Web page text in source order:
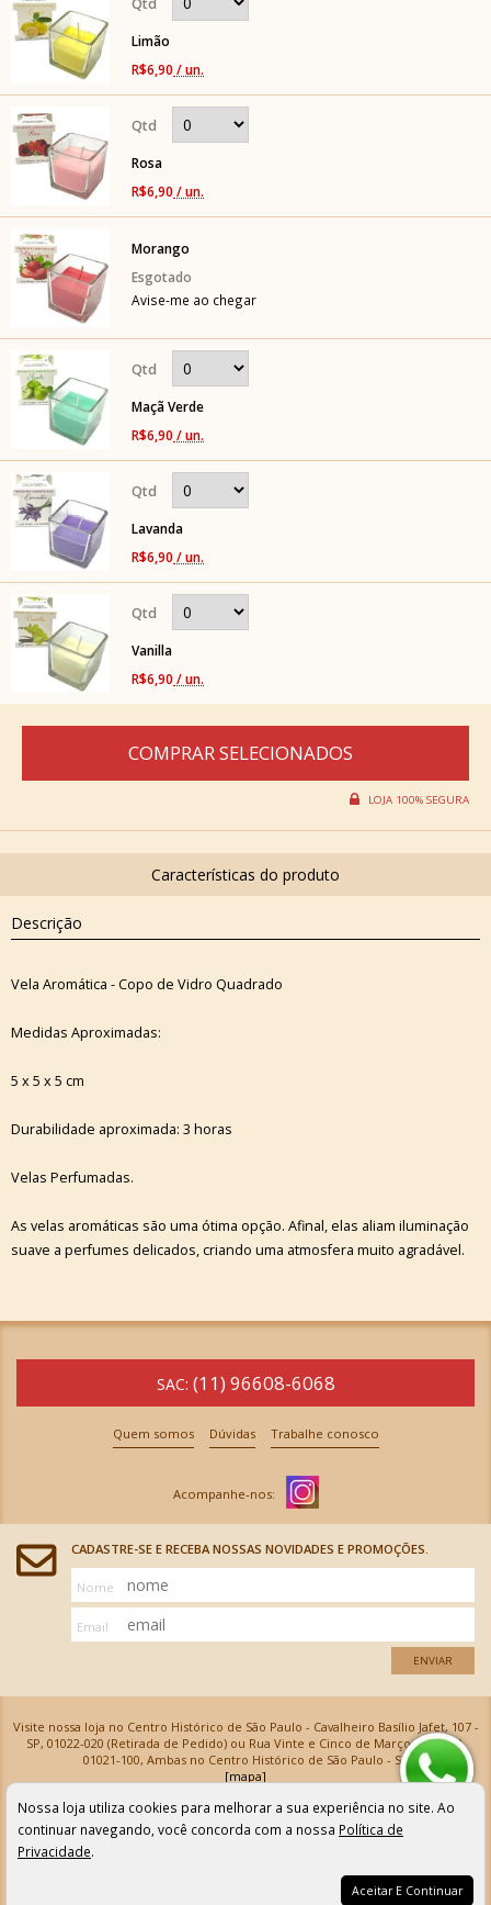
Limão
R$6,90 / un.
Rosa
R$6,90 / un.
Morango
Avise-me ao chegar
Maçã Verde
R$6,90 / un.
Lavanda
R$6,90 / un.
Vanilla
R$6,90 / un.
Descrição
Vela Aromática - Copo de Vidro Quadrado
Medidas Aproximadas:
5 x 5 x 5 cm
Durabilidade aproximada: 3 horas
Velas Perfumadas.
As velas aromáticas são uma ótima opção. Afinal, elas aliam iluminação
suave a perfumes delicados, criando uma atmosfera muito agradável.
SAC: (11) 96608-6068
Quem somos Dúvidas Trabalhe conosco
CADASTRE-SE E RECEBA NOSSAS NOVIDADES E PROMOÇÕES.
Nome
Email
ENVIAR
Visite nossa loja no Centro Histórico de São Paulo - Cavalheiro Basílio Jafet, 107 -
SP, 01022-020 (Retirada de Pedido) ou Rua Vinte e Cinco de Março, 576 - SP,
01021-100, Ambas no Centro Histórico de São Paulo - SP
[mapa]
Armarinhos Santa Cecília Ltda | CNPJ: 61.069.639/0001-18
Os preços e as condições de pagamento apresentadas na loja virtual não valem para nossa loja física e
podem sofrer alterações sem aviso prévio. Vendas com cartão de crédito sujeitas a análise e
confirmação de dados.
Nossa loja utiliza cookies para melhorar a sua experiência no site. Ao
continuar navegando, você concorda com a nossa Política de
Privacidade.
Aceitar E Continuar